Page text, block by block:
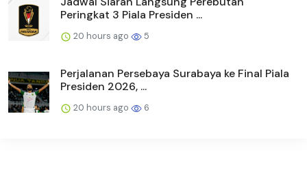
Peringkat 3 Piala Presiden ...
20 hours ago 5
Perjalanan Persebaya Surabaya ke Final Piala
Presiden 2026, ...
20 hours ago 6